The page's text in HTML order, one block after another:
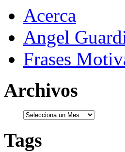
Acerca
Angel
Frases
Archivos
Tags